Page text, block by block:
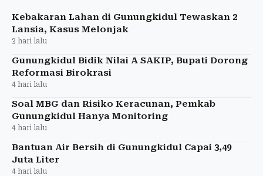
gagal panen.
Kebakaran Lahan di Gunungkidul Tewaskan 2
Lansia, Kasus Melonjak
3 hari lalu
Gunungkidul Bidik Nilai A SAKIP, Bupati Dorong
Reformasi Birokrasi
4 hari lalu
Soal MBG dan Risiko Keracunan, Pemkab
Gunungkidul Hanya Monitoring
4 hari lalu
Bantuan Air Bersih di Gunungkidul Capai 3,49
Juta Liter
4 hari lalu